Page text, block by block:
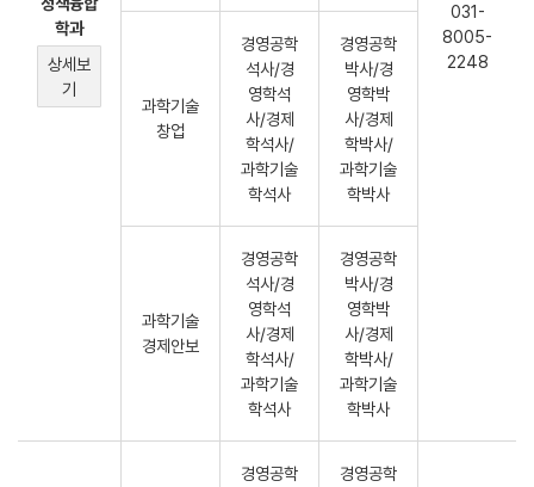
학과
상세보
기
031-
8005-
2248
과학기술
창업
경영공학
석사/경
영학석
사/경제
학석사/
과학기술
학석사
경영공학
박사/경
영학박
사/경제
학박사/
과학기술
학박사
과학기술
경제안보
경영공학
석사/경
영학석
사/경제
학석사/
과학기술
학석사
경영공학
박사/경
영학박
사/경제
학박사/
과학기술
학박사
경영공학
경영공학